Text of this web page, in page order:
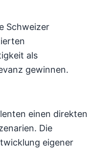
Schweizer
als
gewinnen.
einen direkten
Die
eigener